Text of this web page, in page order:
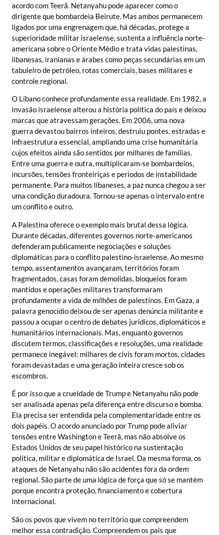
acordo com Teerã. Netanyahu pode aparecer como o
dirigente que bombardeia Beirute. Mas ambos permanecem
ligados por uma engrenagem que, há décadas, protege a
superioridade militar israelense, sustenta a influência norte-
americana sobre o Oriente Médio e trata vidas palestinas,
libanesas, iranianas e árabes como peças secundárias em um
tabuleiro de petróleo, rotas comerciais, bases militares e
controle regional.
O Líbano conhece profundamente essa realidade. Em 1982, a
invasão israelense alterou a história política do país e deixou
marcas que atravessam gerações. Em 2006, uma nova
guerra devastou bairros inteiros, destruiu pontes, estradas e
infraestrutura essencial, ampliando uma crise humanitária
cujos efeitos ainda são sentidos por milhares de famílias.
Entre uma guerra e outra, multiplicaram-se bombardeios,
incursões, tensões fronteiriças e períodos de instabilidade
permanente. Para muitos libaneses, a paz nunca chegou a ser
uma condição duradoura. Tornou-se apenas o intervalo entre
um conflito e outro.
A Palestina oferece o exemplo mais brutal dessa lógica.
Durante décadas, diferentes governos norte-americanos
defenderam publicamente negociações e soluções
diplomáticas para o conflito palestino-israelense. Ao mesmo
tempo, assentamentos avançaram, territórios foram
fragmentados, casas foram demolidas, bloqueios foram
mantidos e operações militares transformaram
profundamente a vida de milhões de palestinos. Em Gaza, a
palavra genocídio deixou de ser apenas denúncia militante e
passou a ocupar o centro de debates jurídicos, diplomáticos e
humanitários internacionais. Mas, enquanto governos
discutem termos, classificações e resoluções, uma realidade
permanece inegável: milhares de civis foram mortos, cidades
foram devastadas e uma geração inteira cresce sob os
escombros.
É por isso que a crueldade de Trump e Netanyahu não pode
ser analisada apenas pela diferença entre discurso e bomba.
Ela precisa ser entendida pela complementaridade entre os
dois papéis. O acordo anunciado por Trump pode aliviar
tensões entre Washington e Teerã, mas não absolve os
Estados Unidos de seu papel histórico na sustentação
política, militar e diplomática de Israel. Da mesma forma, os
ataques de Netanyahu não são acidentes fora da ordem
regional. São parte de uma lógica de força que só se mantém
porque encontra proteção, financiamento e cobertura
internacional.
São os povos que vivem no território que compreendem
melhor essa contradição. Compreendem os pais que